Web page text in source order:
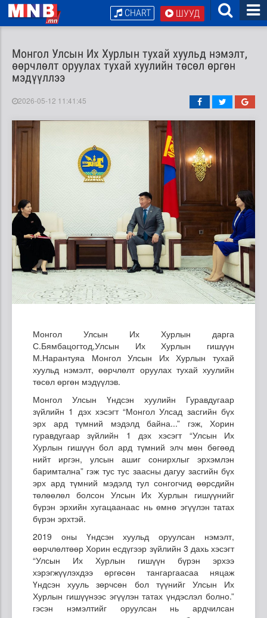
ШУУД
CHART
Монгол Улсын Их Хурлын тухай хуульд нэмэлт,
өөрчлөлт оруулах тухай хуулийн төсөл өргөн
мэдүүллээ
2026-05-12 11:41:45
Монгол Улсын Их Хурлын дарга
С.Бямбацогтод,Улсын Их Хурлын гишүүн
М.Нарантуяа Монгол Улсын Их Хурлын тухай
хуульд нэмэлт, өөрчлөлт оруулах тухай хуулийн
төсөл өргөн мэдүүлэв.
Монгол Улсын Үндсэн хуулийн Гуравдугаар
зүйлийн 1 дэх хэсэгт “Монгол Улсад засгийн бүх
эрх ард түмний мэдэлд байна...” гэж, Хорин
гуравдугаар зүйлийн 1 дэх хэсэгт “Улсын Их
Хурлын гишүүн бол ард түмний элч мөн бөгөөд
нийт иргэн, улсын ашиг сонирхлыг эрхэмлэн
баримтална” гэж тус тус заасны дагуу засгийн бүх
эрх ард түмний мэдэлд тул сонгогчид өөрсдийн
төлөөлөл болсон Улсын Их Хурлын гишүүнийг
бүрэн эрхийн хугацаанаас нь өмнө эгүүлэн татах
бүрэн эрхтэй.
2019 оны Үндсэн хуульд оруулсан нэмэлт,
өөрчлөлтөөр Хорин есдүгээр зүйлийн 3 дахь хэсэгт
“Улсын Их Хурлын гишүүн бүрэн эрхээ
хэрэгжүүлэхдээ өргөсөн тангаргаасаа няцаж
Үндсэн хууль зөрчсөн бол түүнийг Улсын Их
Хурлын гишүүнээс эгүүлэн татах үндэслэл болно.”
гэсэн нэмэлтийг оруулсан нь ардчилсан